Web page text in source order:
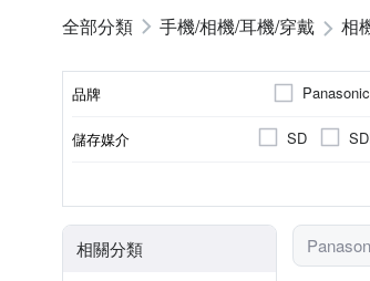
手機/相機/耳機/穿戴 相
品牌
儲存媒介 SD
相關分類